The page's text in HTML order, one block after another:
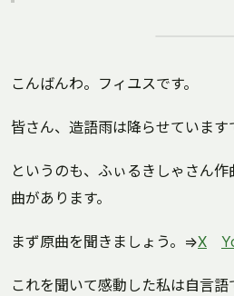
こんばんわ。フィユスです。
皆さん、造語雨は降らせています
というのも、ふぃるきしゃさん
曲があります。
まず原曲を聞きましょう。⇒X
これを聞いて感動した私は自言